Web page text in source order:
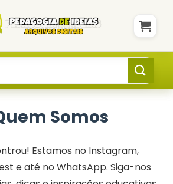
Somos
Estamos no Instagram,
e até no WhatsApp. Siga-nos